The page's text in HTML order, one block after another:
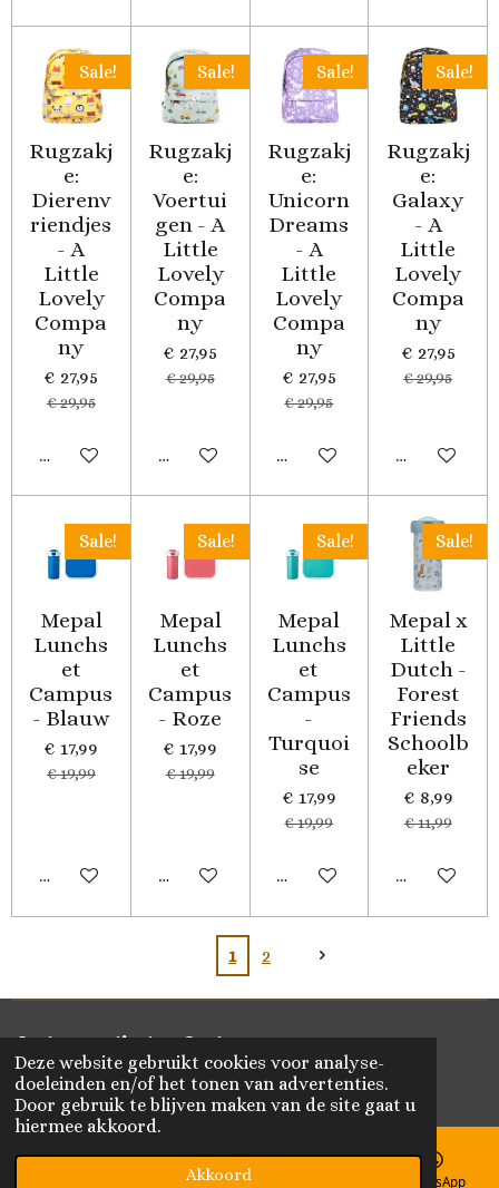
Deze website gebruikt cookies voor analyse-
doeleinden en/of het tonen van advertenties.
Door gebruik te blijven maken van de site gaat u
hiermee akkoord.
Akkoord
Sale!
Rugzakj
e:
Dierenv
riendjes
- A
Little
Lovely
Compa
ny
€ 27,95
€ 29,95
In winkelwagen
Sale!
Rugzakj
e:
Voertui
gen - A
Little
Lovely
Compa
ny
€ 27,95
€ 29,95
In winkelwagen
Sale!
Rugzakj
e:
Unicorn
Dreams
- A
Little
Lovely
Compa
ny
€ 27,95
€ 29,95
In winkelwagen
Sale!
Rugzakj
e:
Galaxy
- A
Little
Lovely
Compa
ny
€ 27,95
€ 29,95
In
Sale!
Mepal
Lunchs
et
Campus
- Blauw
€ 17,99
€ 19,99
In winkelwagen
Sale!
Mepal
Lunchs
et
Campus
- Roze
€ 17,99
€ 19,99
In winkelwagen
Sale!
Mepal
Lunchs
et
Campus
-
Turquoi
se
€ 17,99
€ 19,99
In winkelwagen
Sale!
Mepal x
Little
Dutch -
Forest
Friends
Schoolb
eker
€ 8,99
€ 11,99
In
1 2
Delen Deel Share Delen
© 2020 - 2026 Vikado
JouwWeb
Telefoonnummer WhatsApp